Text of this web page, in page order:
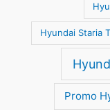
Hyundai Staria
Promo